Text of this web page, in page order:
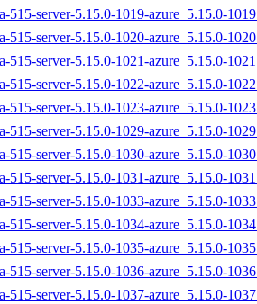
515-server-5.15.0-1019-azure_5.15.0-
515-server-5.15.0-1020-azure_5.15.0-
515-server-5.15.0-1021-azure_5.15.0-
515-server-5.15.0-1022-azure_5.15.0-
515-server-5.15.0-1023-azure_5.15.0-
515-server-5.15.0-1029-azure_5.15.0-
515-server-5.15.0-1030-azure_5.15.0-
515-server-5.15.0-1031-azure_5.15.0-
515-server-5.15.0-1033-azure_5.15.0-
515-server-5.15.0-1034-azure_5.15.0-
515-server-5.15.0-1035-azure_5.15.0-
515-server-5.15.0-1036-azure_5.15.0-
515-server-5.15.0-1037-azure_5.15.0-